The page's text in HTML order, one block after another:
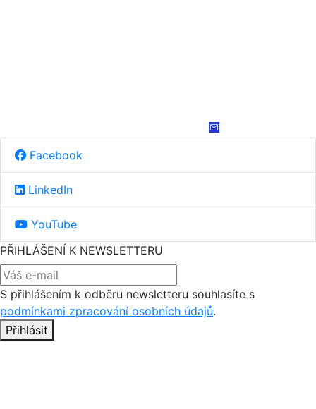
Facebook
LinkedIn
YouTube
PŘIHLÁŠENÍ K NEWSLETTERU
S přihlášením k odběru newsletteru souhlasíte s
podmínkami zpracování osobních údajů.
Přihlásit